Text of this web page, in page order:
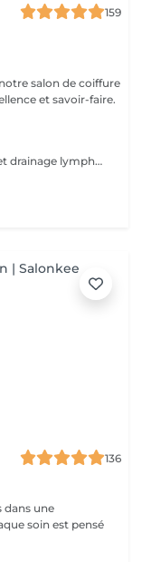
159
salon de coiffure
et savoir-faire.
Divers techniques de massages relaxant et drainage lymphatique manuel
136
dans une
soin est pensé